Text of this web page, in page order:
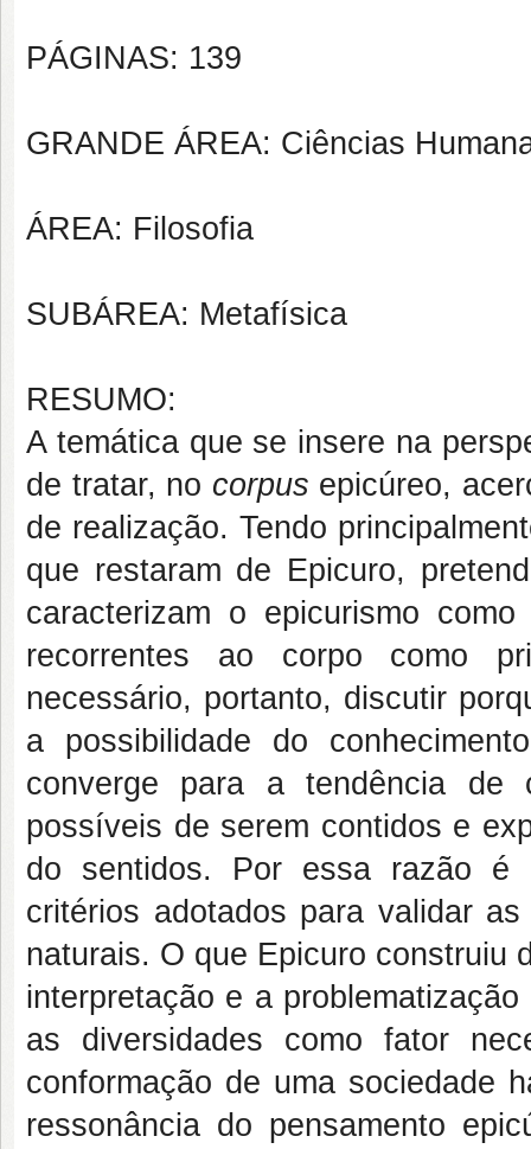
PÁGINAS: 139
GRANDE ÁREA: Ciências
ÁREA: Filosofia
SUBÁREA: Metafísica
RESUMO:
A temática que se insere na
de tratar, no corpus epicúreo,
de realização. Tendo
que restaram de Epicuro,
caracterizam o epicurismo
recorrentes ao corpo como
necessário, portanto, discutir
a possibilidade do
converge para a tendência de
possíveis de serem contidos e
do sentidos. Por essa razão é
critérios adotados para validar
naturais. O que Epicuro construiu
interpretação e a
as diversidades como fator
conformação de uma sociedade
ressonância do pensamento